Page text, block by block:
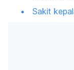
Sakit